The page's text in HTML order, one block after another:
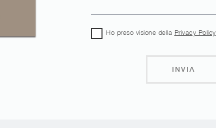
Ho preso visione della Privacy Policy
INVIA